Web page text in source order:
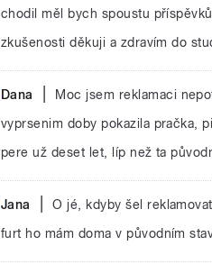
chodil měl bych spoustu
zkušenosti děkuji a zdravím do
Dana
Moc jsem reklamaci
vyprsenim doby pokazila pračka,
pere už deset let, líp než ta
Jana
O jé, kdyby šel
furt ho mám doma v původním